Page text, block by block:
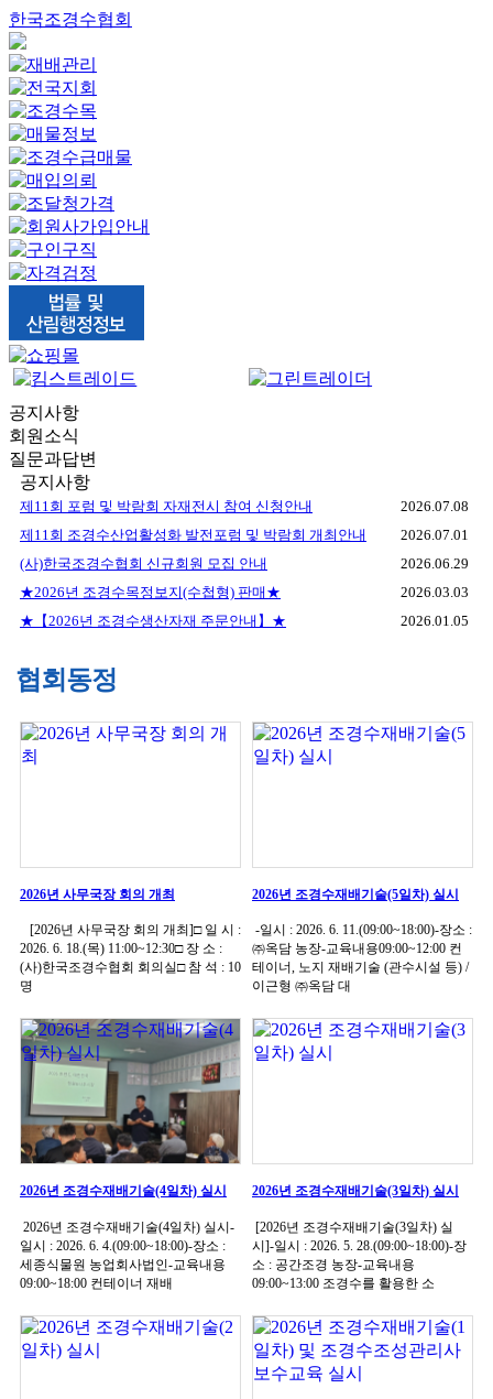
한국조경수협회
공지사항
회원소식
질문과답변
공지사항
제11회 포럼 및 박람회 자재전시 참여 신청안내
2026.07.08
제11회 조경수산업활성화 발전포럼 및 박람회 개최안내
2026.07.01
(사)한국조경수협회 신규회원 모집 안내
2026.06.29
★2026년 조경수목정보지(수첩형) 판매★
2026.03.03
★【2026년 조경수생산자재 주문안내】★
2026.01.05
협회동정
2026년 사무국장 회의 개최
[2026년 사무국장 회의 개최]□ 일 시 :
2026. 6. 18.(목) 11:00~12:30□ 장 소 :
(사)한국조경수협회 회의실□ 참 석 : 10
명
2026년 조경수재배기술(5일차) 실시
-일시 : 2026. 6. 11.(09:00~18:00)-장소 :
㈜옥담 농장-교육내용09:00~12:00 컨
테이너, 노지 재배기술 (관수시설 등) /
이근형 ㈜옥담 대
2026년 조경수재배기술(4일차) 실시
2026년 조경수재배기술(4일차) 실시-
일시 : 2026. 6. 4.(09:00~18:00)-장소 :
세종식물원 농업회사법인-교육내용
09:00~18:00 컨테이너 재배
2026년 조경수재배기술(3일차) 실시
[2026년 조경수재배기술(3일차) 실
시]-일시 : 2026. 5. 28.(09:00~18:00)-장
소 : 공간조경 농장-교육내용
09:00~13:00 조경수를 활용한 소